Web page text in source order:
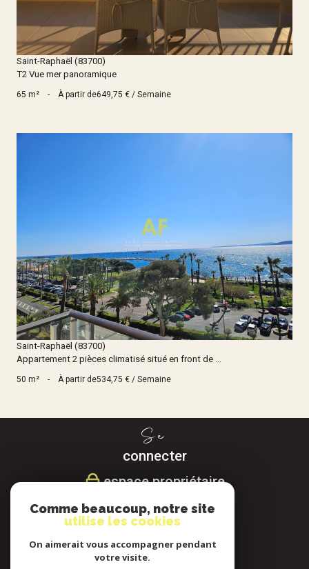
Saint-Raphaël (83700)
T2 Vue mer panoramique
65 m² - À partir de649,75 € / Semaine
Voir le bien
Saint-Raphaël (83700)
Appartement 2 pièces climatisé situé en front de ...
50 m² - À partir de534,75 € / Semaine
Se
connecter
espace propriétaire
Nous
Comme beaucoup, notre site
utilise les cookies
On aimerait vous accompagner pendant
votre visite.